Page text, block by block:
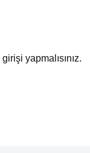
yapmalısınız.